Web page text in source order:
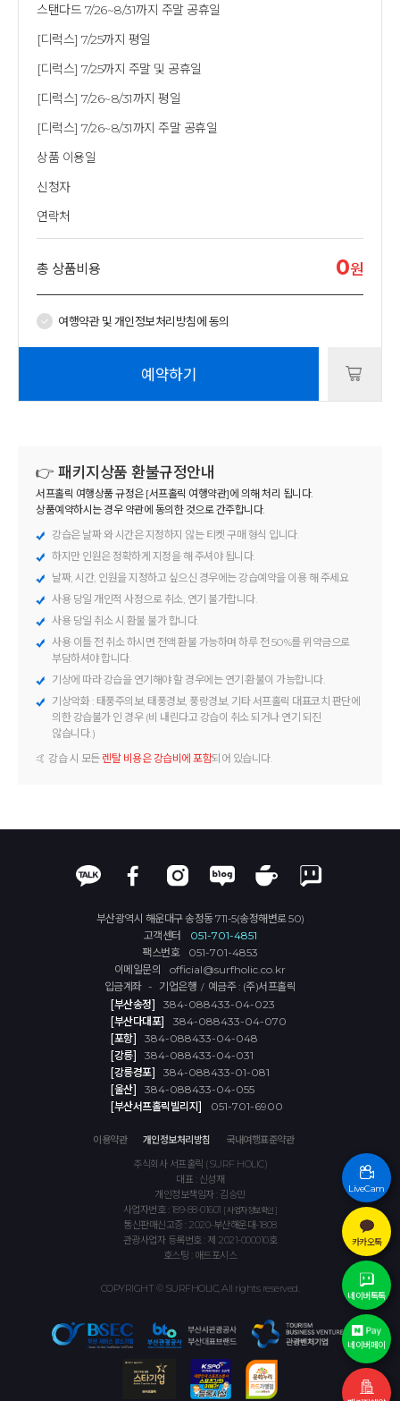
스탠다드 7/26~8/31까지 주말 공휴일
[디럭스] 7/25까지 평일
[디럭스] 7/25까지 주말 및 공휴일
[디럭스] 7/26~8/31까지 평일
[디럭스] 7/26~8/31까지 주말 공휴일
상품 이용일
신청자
연락처
총 상품비용 0원
여행약관 및 개인정보처리방침에 동의
예약하기
👉 패키지상품 환불규정안내
서프홀릭 여행상품 규정은 [서프홀릭 여행약관]에 의해 처리 됩니다.
상품예약하시는 경우 약관에 동의한 것으로 간주합니다.
강습은 날짜 와 시간은 지정하지 않는 티켓 구매 형식 입니다.
하지만 인원은 정확하게 지정을 해 주셔야 됩니다.
날짜, 시간, 인원을 지정하고 싶으신 경우에는 강습예약을 이용 해 주세요
사용 당일 개인적 사정으로 취소, 연기 불가합니다.
사용 당일 취소 시 환불 불가 합니다.
사용 이틀 전 취소 하시면 전액 환불 가능하며 하루 전 50%를 위약금으로
부담하셔야 합니다.
기상에 따라 강습을 연기해야 할 경우에는 연기·환불이 가능합니다.
기상악화 : 태풍주의보, 태풍경보, 풍랑경보, 기타 서프홀릭 대표코치 판단에
의한 강습불가 인 경우 (비 내린다고 강습이 취소 되거나 연기 되진
않습니다.)
🤙 강습 시 모든 렌탈 비용은 강습비에 포함되어 있습니다.
부산광역시 해운대구 송정동 711-5(송정해변로 50)
고객센터
051-701-4851
팩스번호
051-701-4853
이메일문의
official@surfholic.co.kr
입금계좌 - 기업은행/예금주 : (주)서프홀릭
[부산송정]
384-088433-04-023
[부산다대포]
384-088433-04-070
[포항]
384-088433-04-048
[강릉]
384-088433-04-031
[강릉경포]
384-088433-01-081
[울산]
384-088433-04-055
[부산서프홀릭빌리지]
051-701-6900
이용약관 개인정보처리방침
국내여행표준약관
주식회사 서프홀릭 (SURF HOLIC)
대표 : 신성재
개인정보책임자 : 김승민
사업자번호 : 189-88-01601 [ 사업자정보확인 ]
통신판매신고증 : 2020-부산해운대-1808
관광사업자 등록번호 : 제 2021-000010호
호스팅 : 애드포시스
COPYRIGHT © SURFHOLIC, All rights reserved.
LiveCam
카카오톡
네이버톡톡
네이버페이